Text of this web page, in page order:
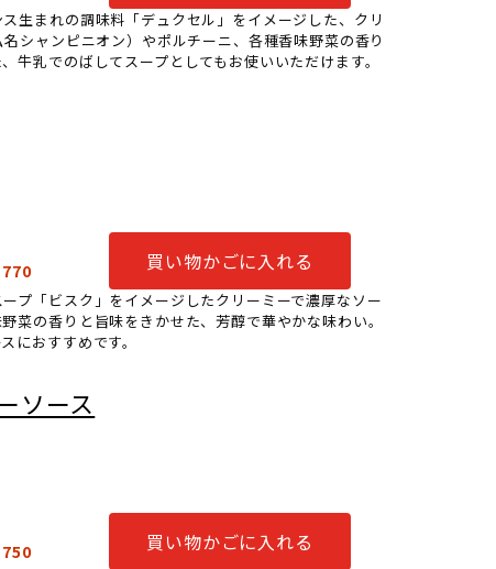
生まれの調味料「デュクセル」をイメージした、クリ
シャンピニオン）やポルチーニ、各種香味野菜の香り
牛乳でのばしてスープとしてもお使いいただけます。
770 買い物かごに入れる
プ「ビスク」をイメージしたクリーミーで濃厚なソー
菜の香りと旨味をきかせた、芳醇で華やかな味わい。
におすすめです。
ソース
750 買い物かごに入れる